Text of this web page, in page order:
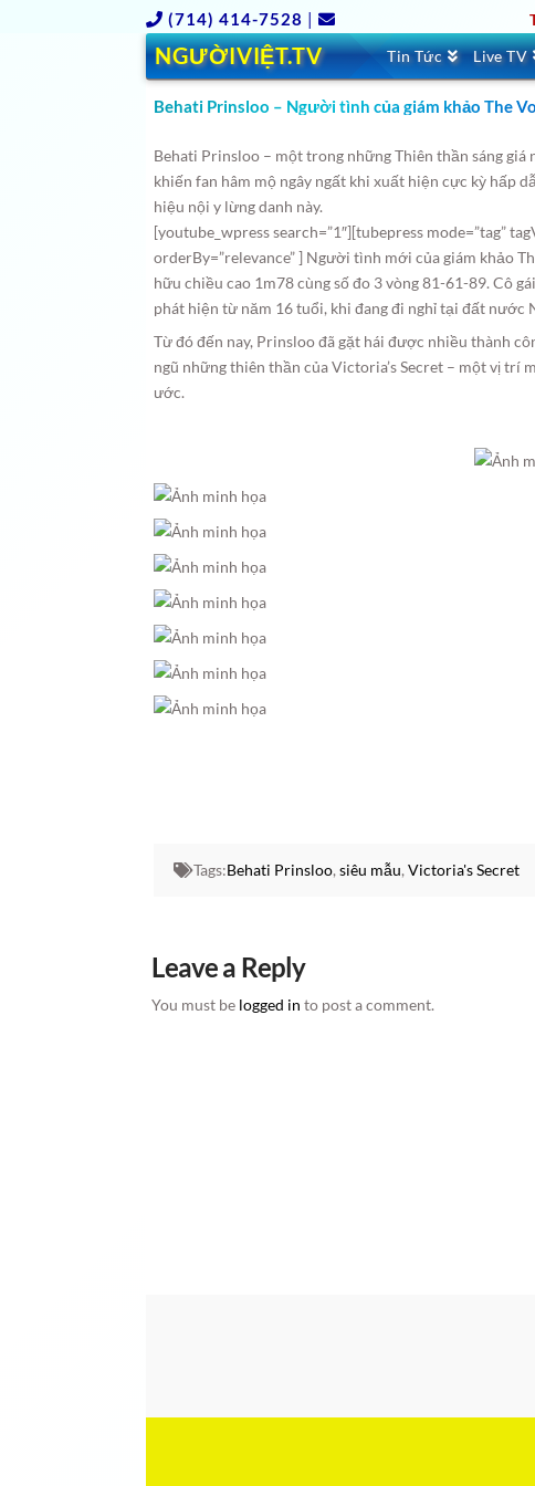
(714) 414-7528 |
NGƯỜIVIỆT.TV Tin Tức Live TV
Behati Prinsloo – Người tình của giám khảo The
Behati Prinsloo – một trong những Thiên thần sáng
khiến fan hâm mộ ngây ngất khi xuất hiện cực kỳ hấp
hiệu nội y lừng danh này.
[youtube_wpress search=”1″][tubepress mode=”tag”
orderBy=”relevance” ] Người tình mới của giám khảo
hữu chiều cao 1m78 cùng số đo 3 vòng 81-61-89. Cô
phát hiện từ năm 16 tuổi, khi đang đi nghỉ tại đất nước
Từ đó đến nay, Prinsloo đã gặt hái được nhiều thành
ngũ những thiên thần của Victoria’s Secret – một vị trí
ước.
Tags:Behati Prinsloo, siêu mẫu, Victoria's Secret
Leave a Reply
You must be logged in to post a comment.